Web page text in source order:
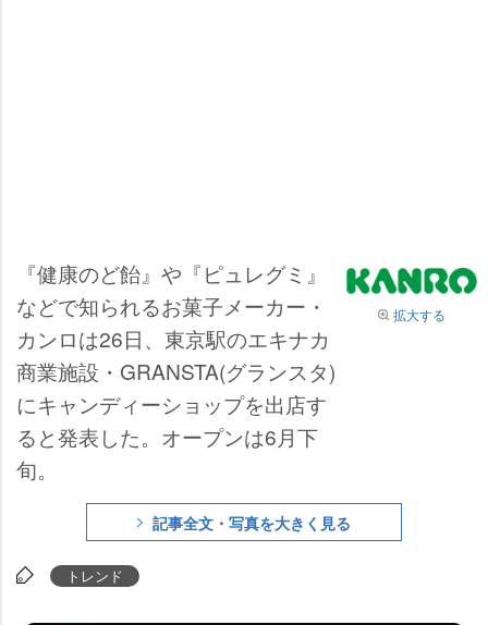
拡大する
『健康のど飴』や『ピュレグミ』
などで知られるお菓子メーカー・
カンロは26日、東京駅のエキナカ
商業施設・GRANSTA(グランスタ)
にキャンディーショップを出店す
ると発表した。オープンは6月下
旬。
記事全文・写真を大きく見る
トレンド